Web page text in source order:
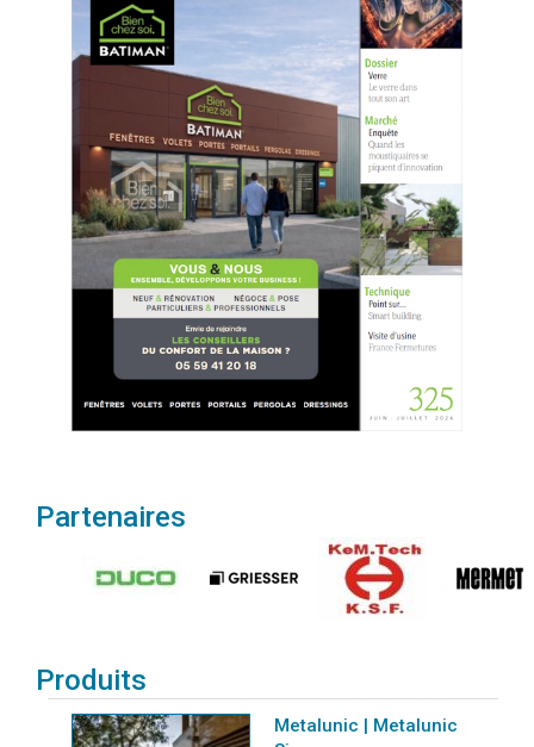
Partenaires
Produits
Metalunic | Metalunic